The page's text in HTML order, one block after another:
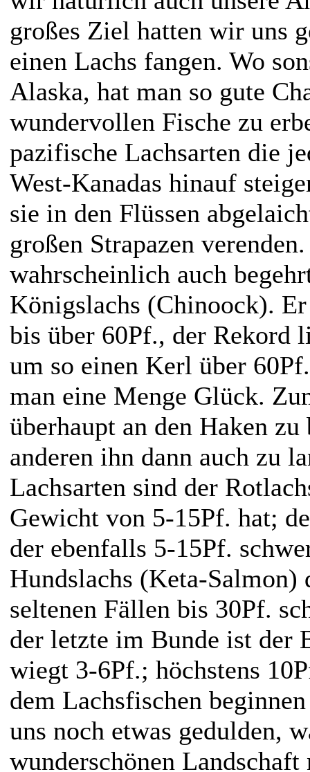
großes Ziel hatten wir uns
einen Lachs fangen. Wo
Alaska, hat man so gute
wundervollen Fische zu
pazifische Lachsarten die
West-Kanadas hinauf
sie in den Flüssen
großen Strapazen
wahrscheinlich auch
Königslachs (Chinoock).
bis über 60Pf., der Rekord
um so einen Kerl über
man eine Menge Glück.
überhaupt an den Haken
anderen ihn dann auch zu
Lachsarten sind der
Gewicht von 5-15Pf. hat;
der ebenfalls 5-15Pf.
Hundslachs (Keta-Salmon)
seltenen Fällen bis 30Pf.
der letzte im Bunde ist der
wiegt 3-6Pf.; höchstens
dem Lachsfischen
uns noch etwas gedulden,
wunderschönen